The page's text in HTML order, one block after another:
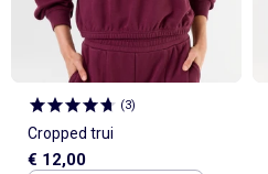
(3)
Cropped trui
€ 12,00